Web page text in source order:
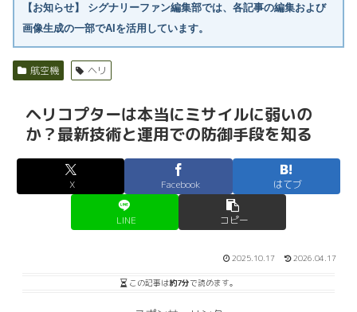
【お知らせ】
シグナリーファン編集部では、各記事の編集および
画像生成の一部でAIを活用しています。
航空機 ヘリ
ヘリコプターは本当にミサイルに弱いの
か？最新技術と運用での防御手段を知る
X Facebook はてブ
LINE コピー
2025.10.17 2026.04.17
この記事は約7分で読めます。